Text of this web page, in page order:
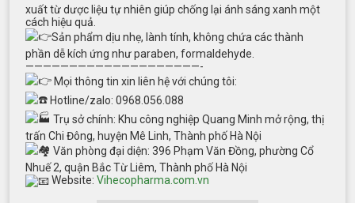
xuất từ dược liệu tự nhiên giúp chống lại ánh sáng xanh một
cách hiệu quả.
Sản phẩm dịu nhẹ, lành tính, không chứa các thành
phần dễ kích ứng như paraben, formaldehyde.
————————————————————-
Mọi thông tin xin liên hệ với chúng tôi:
Hotline/zalo: 0968.056.088
Trụ sở chính: Khu công nghiệp Quang Minh mở rộng, thị
trấn Chi Đông, huyện Mê Linh, Thành phố Hà Nội
Văn phòng đại diện: 396 Phạm Văn Đồng, phường Cổ
Nhuế 2, quận Bắc Từ Liêm, Thành phố Hà Nội
Website: Vihecopharma.com.vn